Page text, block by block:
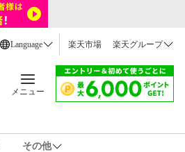
Language 楽天市場 楽天グループ
メニュー
その他